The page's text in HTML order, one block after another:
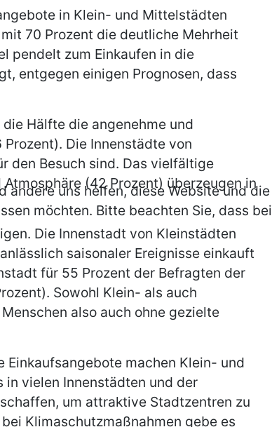
in Klein- und Mittelstädten
70 Prozent die deutliche Mehrheit
pendelt zum Einkaufen in die
entgegen einigen Prognosen, dass
Hälfte die angenehme und
Die Innenstädte von
den Besuch sind. Das vielfältige
(42 Prozent) überzeugen in
Die Innenstadt von Kleinstädten
saisonaler Ereignisse einkauft
für 55 Prozent der Befragten der
Sowohl Klein- als auch
also auch ohne gezielte
machen Klein- und
vielen Innenstädten und der
um attraktive Stadtzentren zu
Klimaschutzmaßnahmen gebe es
andere uns helfen, diese Website und die
möchten. Bitte beachten Sie, dass bei